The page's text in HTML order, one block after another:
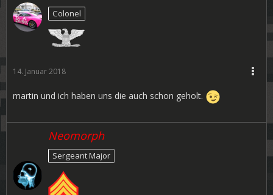
Colonel
14. Januar 2018
martin und ich haben uns die auch schon geholt.
Neomorph
Sergeant Major